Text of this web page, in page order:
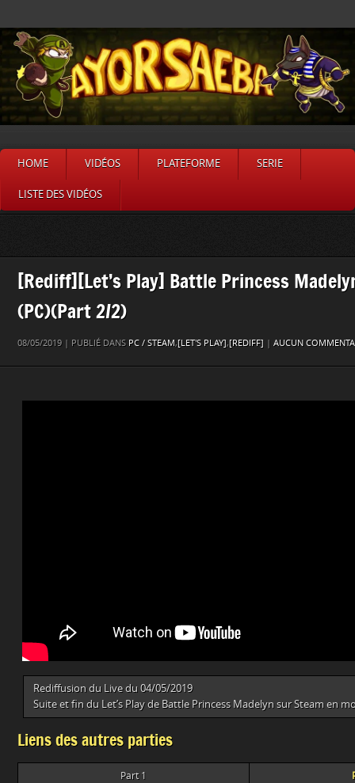
HOME VIDÉOS PLATEFORME SERIE
LISTE DES VIDÉOS
[Rediff][Let’s Play] Battle Princess
(PC)(Part 2/2)
08/05/2019 | PUBLIÉ DANS PC / STEAM,[LET'S PLAY],[REDIFF] AUCUN
Rediffusion du Live du 04/05/2019
Suite et fin du Let’s Play de Battle Princess Madelyn sur Steam en
Liens des autres parties
Part 1